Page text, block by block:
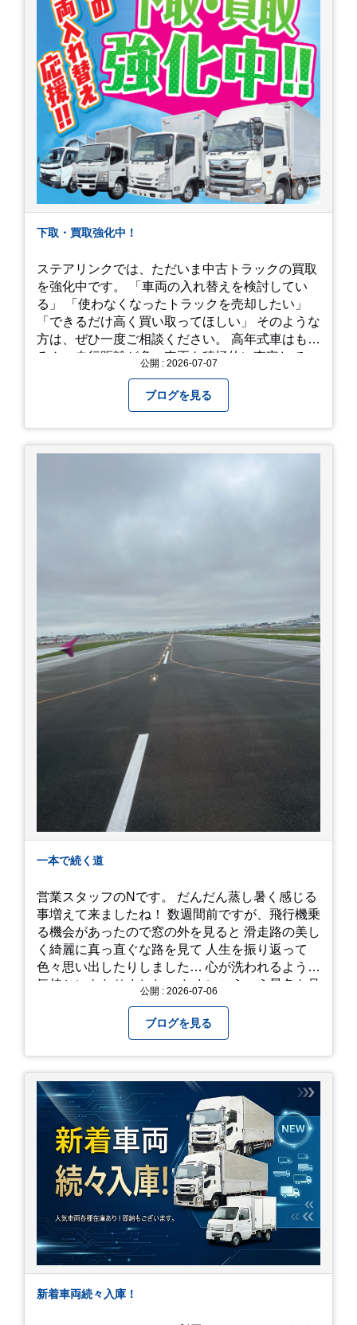
下取・買取強化中！
ステアリンクでは、ただいま中古トラックの買取
を強化中です。 「車両の入れ替えを検討してい
る」 「使わなくなったトラックを売却したい」
「できるだけ高く買い取ってほしい」 そのような
方は、ぜひ一度ご相談ください。 高年式車はもち
ろん、走行距離が多い車両も積極的に査定してい
ただいており、豊富な販売ネットワークを活かし
た高価買取が可能です。
公開 : 2026-07-07
ブログを見る
一本で続く道
営業スタッフのNです。 だんだん蒸し暑く感じる
事増えて来ましたね！ 数週間前ですが、飛行機乗
る機会があったので窓の外を見ると 滑走路の美し
く綺麗に真っ直ぐな路を見て 人生を振り返って
色々思い出したりしました… 心が洗われるような
気持ちにもなりました。 たまにこういう景色も見
番になりますが皆様方くれぐれもご自愛ください
公開 : 2026-07-06
ブログを見る
新着車両続々入庫！